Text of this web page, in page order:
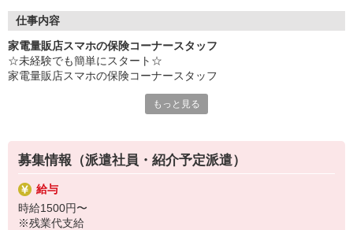
充実の福利厚生、各種施設利用の特典など、
お仕事以外も充実させたいあなたの味方です♪
【選べるお仕事いろいろ】
▼工場・製造・軽作業系
機械/食品製造・梱包・仕分け・加工・組立・検査
▼美容系
眉毛サロンのアイブロウ・ネイリスト・エステ
▼営業・販売
法人営業・アパレル販売・個別指導塾・人材紹介
仕事内容
家電量販店スマホの保険コーナースタッフ
☆未経験でも簡単にスタート☆
家電量販店スマホの保険コーナースタッフ
スマホを購入いただいたお客様にかんたんなスマホ保険の案内を行
心ください！
もっと見る
募集情報（派遣社員・紹介予定派遣）
給与
時給1500円〜
※残業代支給